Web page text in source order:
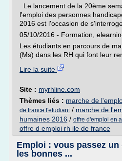
Le lancement de la 20ème
l'emploi des personnes
2016 est l'occasion de
05/10/2016 - Formation,
Les étudiants en parcours de
(Ms) dans les RH qui font leur
Lire la suite
Site : myrhline.com
Thèmes liés : marche de
de france l'etudiant/ marche de
humaines 2016 / offre d'emploi en
offre d emploi rh ile de france
Emploi : vous passez
les bonnes ...